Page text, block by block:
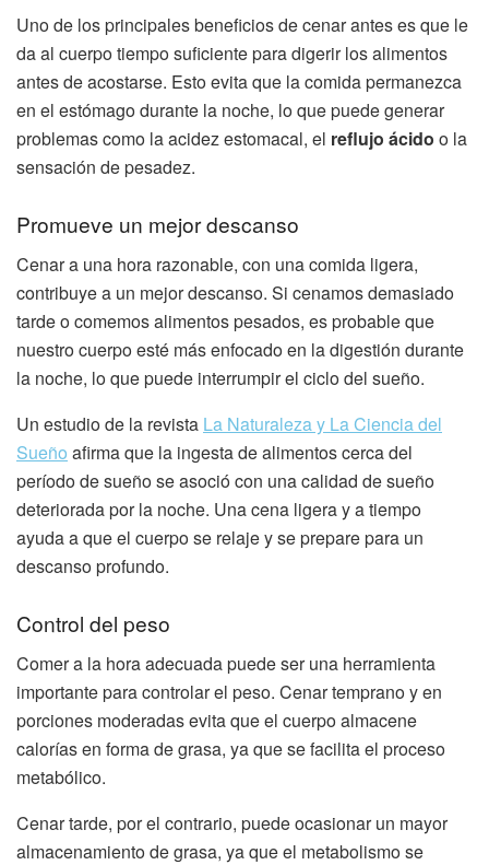
Uno de los principales beneficios de cenar antes es que le
da al cuerpo tiempo suficiente para digerir los alimentos
antes de acostarse. Esto evita que la comida permanezca
en el estómago durante la noche, lo que puede generar
problemas como la acidez estomacal, el reflujo ácido o la
sensación de pesadez.
Promueve un mejor descanso
Cenar a una hora razonable, con una comida ligera,
contribuye a un mejor descanso. Si cenamos demasiado
tarde o comemos alimentos pesados, es probable que
nuestro cuerpo esté más enfocado en la digestión durante
la noche, lo que puede interrumpir el ciclo del sueño.
Un estudio de la revista La Naturaleza y La Ciencia del
Sueño afirma que la ingesta de alimentos cerca del
período de sueño se asoció con una calidad de sueño
deteriorada por la noche. Una cena ligera y a tiempo
ayuda a que el cuerpo se relaje y se prepare para un
descanso profundo.
Control del peso
Comer a la hora adecuada puede ser una herramienta
importante para controlar el peso. Cenar temprano y en
porciones moderadas evita que el cuerpo almacene
calorías en forma de grasa, ya que se facilita el proceso
metabólico.
Cenar tarde, por el contrario, puede ocasionar un mayor
almacenamiento de grasa, ya que el metabolismo se